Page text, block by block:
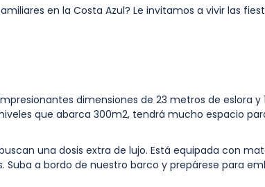
en la Costa Azul? Le invitamos a vivir las
dimensiones de 23 metros de eslora y
que abarca 300m2, tendrá mucho espacio
una dosis extra de lujo. Está equipada con
a bordo de nuestro barco y prepárese para